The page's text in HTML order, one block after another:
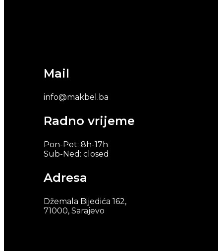
Mail
info@makbel.ba
Radno vrijeme
Pon-Pet: 8h-17h
Sub-Ned: closed
Adresa
Džemala Bijedića 162,
71000, Sarajevo